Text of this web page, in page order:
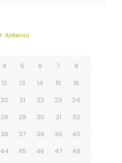
Anterior
4 5 6 7
8
12 13 14 15
16
20 21 22 23
24
28 29 30 31
32
36 37 38 39
40
44 45 46 47
48